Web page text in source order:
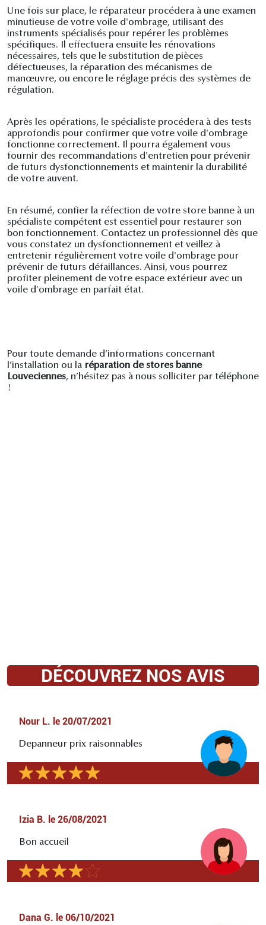
Une fois sur place, le réparateur procédera à une examen
minutieuse de votre voile d'ombrage, utilisant des
instruments spécialisés pour repérer les problèmes
spécifiques. Il effectuera ensuite les rénovations
nécessaires, tels que le substitution de pièces
défectueuses, la réparation des mécanismes de
manœuvre, ou encore le réglage précis des systèmes de
régulation.
Après les opérations, le spécialiste procédera à des tests
approfondis pour confirmer que votre voile d'ombrage
fonctionne correctement. Il pourra également vous
fournir des recommandations d'entretien pour prévenir
de futurs dysfonctionnements et maintenir la durabilité
de votre auvent.
En résumé, confier la réfection de votre store banne à un
spécialiste compétent est essentiel pour restaurer son
bon fonctionnement. Contactez un professionnel dès que
vous constatez un dysfonctionnement et veillez à
entretenir régulièrement votre voile d'ombrage pour
prévenir de futurs défaillances. Ainsi, vous pourrez
profiter pleinement de votre espace extérieur avec un
voile d'ombrage en parfait état.
Pour toute demande d’informations concernant
l’installation ou la réparation de stores banne
Louveciennes, n’hésitez pas à nous solliciter par téléphone
!
DÉCOUVREZ NOS AVIS
Nour L. le 20/07/2021
Depanneur prix raisonnables
Izia B. le 26/08/2021
Bon accueil
Dana G. le 06/10/2021